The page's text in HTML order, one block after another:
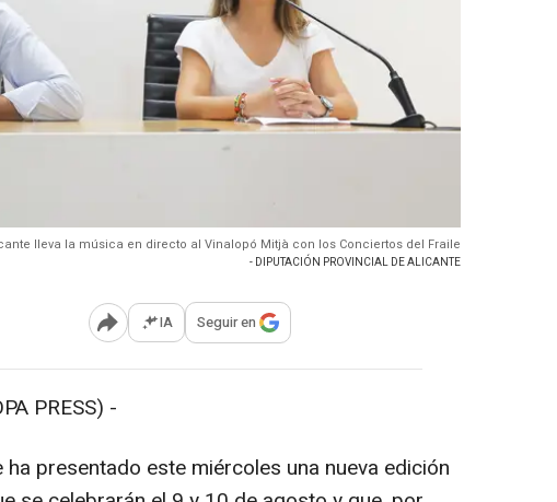
lleva la música en directo al Vinalopó Mitjà con los Conciertos del Fraile
- DIPUTACIÓN PROVINCIAL DE ALICANTE
Abrir opciones para compartir
IA Seguir en
PRESS) -
presentado este miércoles una nueva edición